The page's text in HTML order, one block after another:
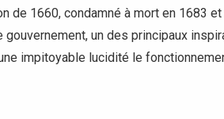
de 1660, condamné à mort en 1683
un des principaux
impitoyable lucidité le